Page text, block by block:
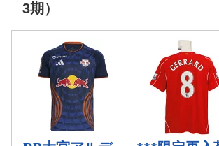
3期）